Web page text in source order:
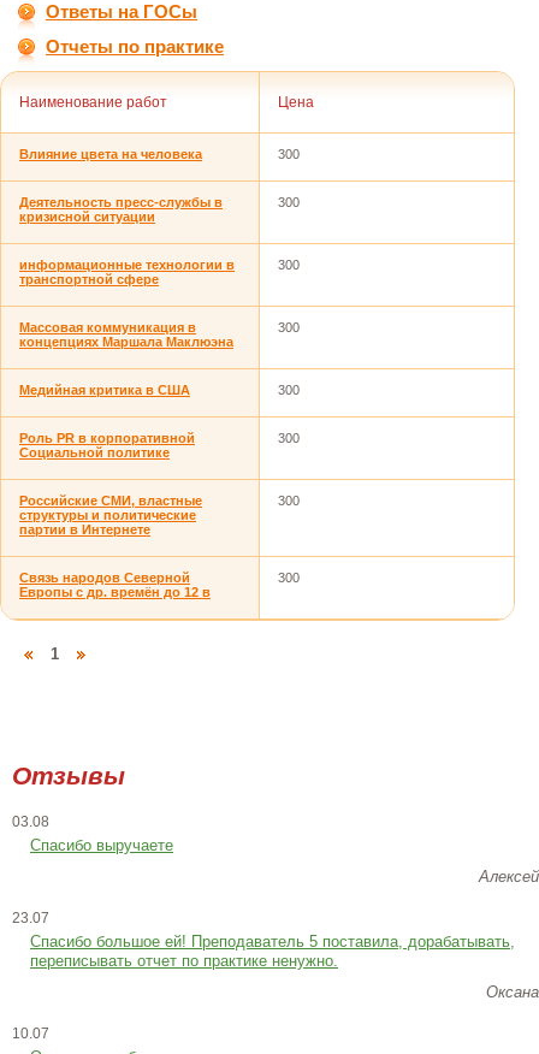
Ответы на ГОСы
Отчеты по практике
Наименование работ Цена
Влияние цвета на человека 300
Деятельность пресс-службы в
кризисной ситуации
300
информационные технологии в
транспортной сфере
300
Массовая коммуникация в
концепциях Маршала Маклюэна
300
Медийная критика в США 300
Роль PR в корпоративной
Социальной политике
300
Российские СМИ, властные
структуры и политические
партии в Интернете
300
Связь народов Северной
Европы с др. времён до 12 в
300
1
Отзывы
03.08
Спасибо выручаете
Алексей
23.07
Cпасибо большое ей! Преподаватель 5 поставила, дорабатывать,
переписывать отчет по практике ненужно.
Оксана
10.07